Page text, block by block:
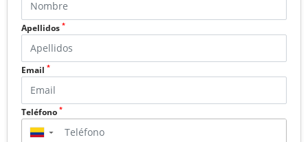
Apellidos *
Email *
Teléfono *
▼